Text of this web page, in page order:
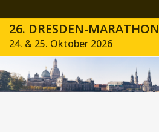
26. DRESDEN-MARATHON
24. & 25. Oktober 2026